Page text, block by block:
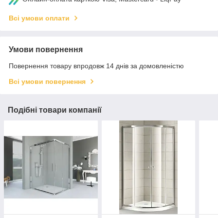
Всі умови оплати
Умови повернення
Повернення товару впродовж 14 днів за домовленістю
Всі умови повернення
Подібні товари компанії